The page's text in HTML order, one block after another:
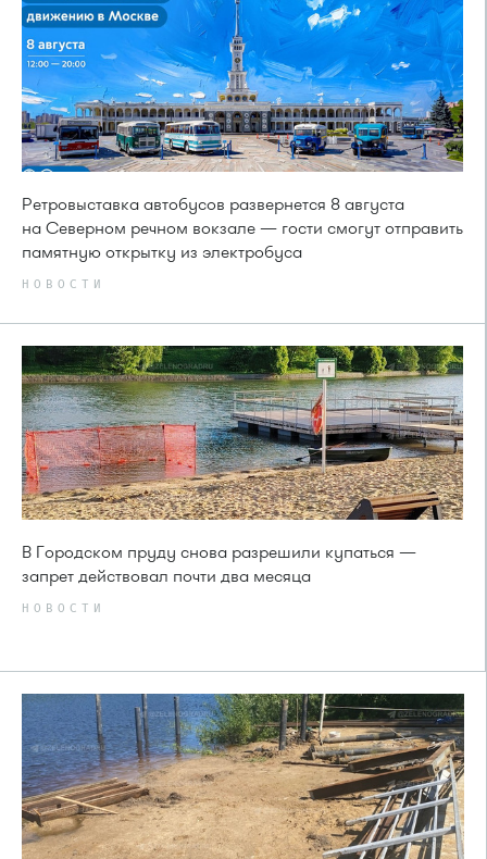
Ретровыставка автобусов развернется 8 августа
на Северном речном вокзале — гости смогут отправить
памятную открытку из электробуса
НОВОСТИ
В Городском пруду снова разрешили купаться —
запрет действовал почти два месяца
НОВОСТИ